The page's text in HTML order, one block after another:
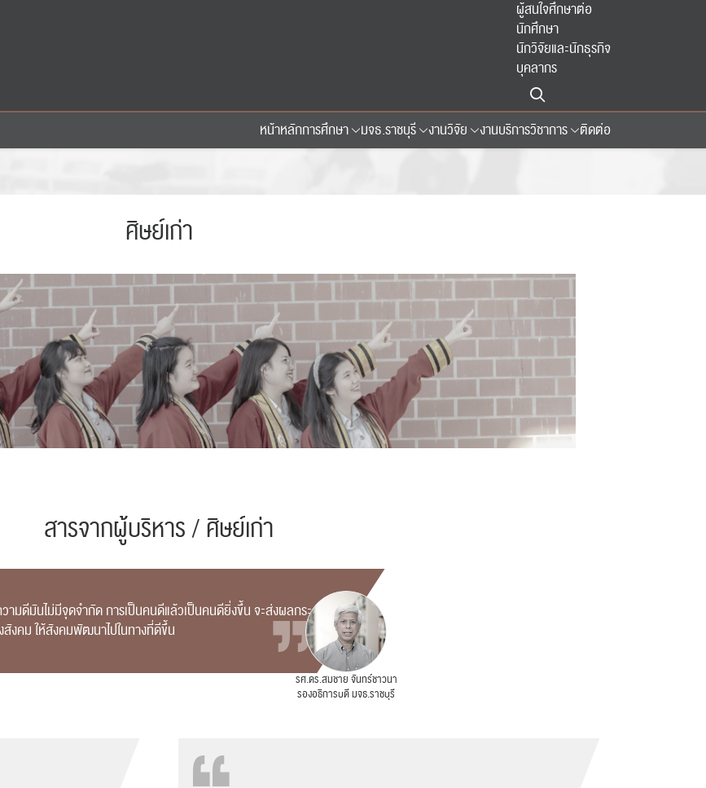
ผู้สนใจศึกษาต่อ
นักศึกษา
นักวิจัยและนักธุรกิจ
บุคลากร
หน้าหลักการศึกษา มจธ.ราชบุรี งานวิจัย งานบริการวิชาการ ติดต่อ
ศิษย์เก่า
สารจากผู้บริหาร / ศิษย์เก่า
วามดีมันไม่มีจุดจำกัด การเป็นคนดีแล้วเป็นคนดียิ่งขึ้น จะส่งผลกระ
สังคม ให้สังคมพัฒนาไปในทางที่ดีขึ้น
รศ.ดร.สมชาย จันทร์ชาวนา
รองอธิการบดี มจธ.ราชบุรี